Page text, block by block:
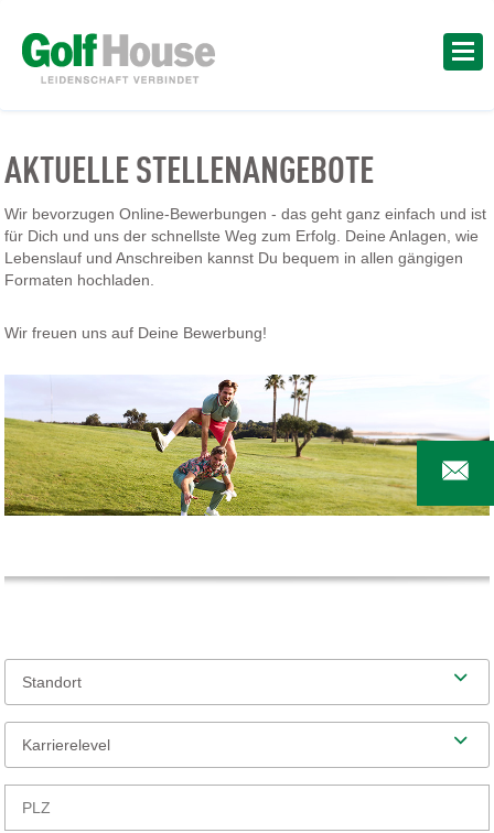
AKTUELLE STELLENANGEBOTE
Wir bevorzugen Online-Bewerbungen - das geht ganz einfach und ist
für Dich und uns der schnellste Weg zum Erfolg. Deine Anlagen, wie
Lebenslauf und Anschreiben kannst Du bequem in allen gängigen
Formaten hochladen.
Wir freuen uns auf Deine Bewerbung!
Standort
Karrierelevel